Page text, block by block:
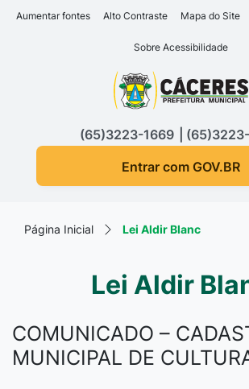
Seção de
Ir para o conteúdo [alt+1]
Ir para o rodapé [alt+4]
Aumentar fontes Alto Contraste Mapa do Site
Sobre Acessibilidade
Seção do
(65)3223-1669
Entrar com GOV.BR
Página Inicial Lei Aldir Blanc
Lei Aldir
COMUNICADO –
MUNICIPAL DE